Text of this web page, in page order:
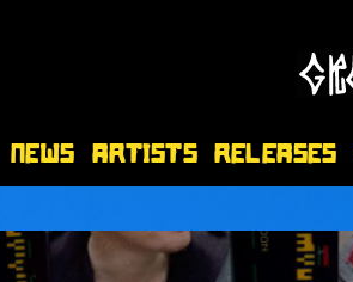
News Artists Releases